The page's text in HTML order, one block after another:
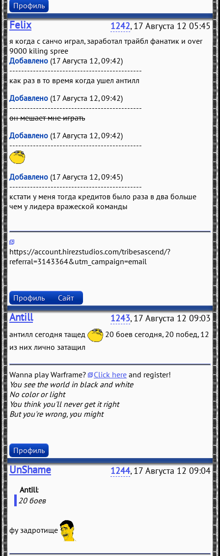
Профиль
Felix 1242, 17 Августа 12 05:45
я когда с санчо играл, заработал трайбл фанатик и over
9000 kiling spree
Добавлено (17 Августа 12, 09:42)
---------------------------------------------
как раз в то время когда ушел антилл
Добавлено (17 Августа 12, 09:42)
---------------------------------------------
он мешает мне играть
Добавлено (17 Августа 12, 09:42)
---------------------------------------------
Добавлено (17 Августа 12, 09:45)
---------------------------------------------
кстати у меня тогда кредитов было раза в два больше
чем у лидера вражеской команды
https://account.hirezstudios.com/tribesascend/?
referral=3143364&utm_campaign=email
Профиль Сайт
Antill 1243, 17 Августа 12 09:03
антилл сегодня тащед
20 боев сегодня, 20 побед, 12
из них лично затащил
Wanna play Warframe? Click here and register!
You see the world in black and white
No color or light
You think you'll never get it right
But you're wrong, you might
Профиль
UnShame 1244, 17 Августа 12 09:04
Antill
20 боев
фу задротище